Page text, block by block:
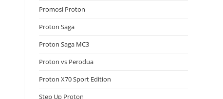
Promosi Proton
Proton Saga
Proton Saga MC3
Proton vs Perodua
Proton X70 Sport Edition
Step Up Proton